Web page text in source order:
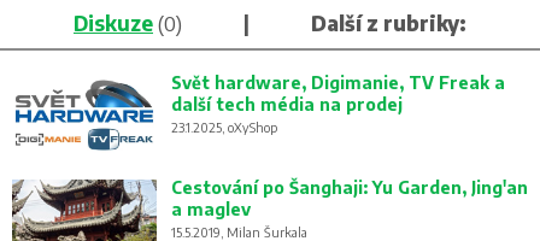
Diskuze(0) | Další z rubriky:
Svět hardware, Digimanie, TV Freak a
další tech média na prodej
23.1.2025, oXyShop
Cestování po Šanghaji: Yu Garden, Jing'an
a maglev
15.5.2019, Milan Šurkala